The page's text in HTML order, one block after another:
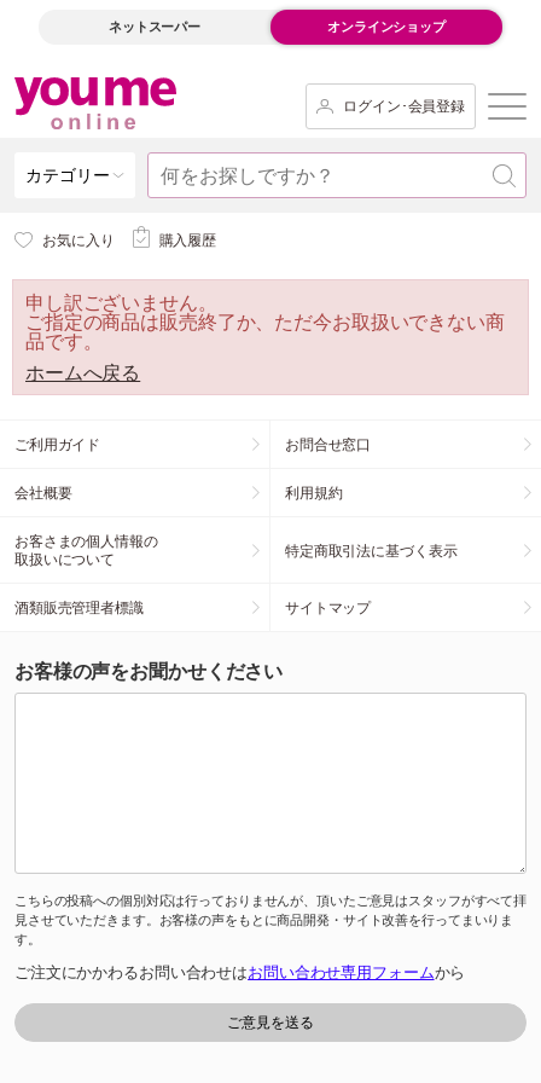
ネットスーパー オンラインショップ
ログイン･会員登録
カテゴリー
お気に入り 購入履歴
申し訳ございません。
ご指定の商品は販売終了か、ただ今お取扱いできない商
品です。
ホームへ戻る
ご利用ガイド お問合せ窓口
会社概要 利用規約
お客さまの個人情報の
取扱いについて
特定商取引法に基づく表示
酒類販売管理者標識 サイトマップ
お客様の声をお聞かせください
こちらの投稿への個別対応は行っておりませんが、頂いたご意見はスタッフがすべて拝
見させていただきます。お客様の声をもとに商品開発・サイト改善を行ってまいりま
す。
ご注文にかかわるお問い合わせはお問い合わせ専用フォームから